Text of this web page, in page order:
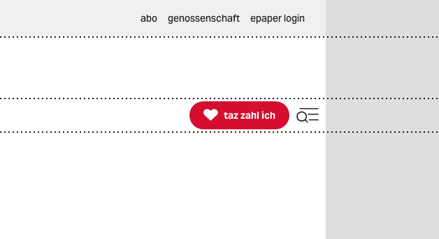
abo genossenschaft epaper login

taz zahl ich
taz zahl ich